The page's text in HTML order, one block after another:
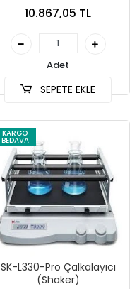
10.867,05 TL
Adet
SEPETE EKLE
KARGO
BEDAVA
SK-L330-Pro Çalkalayıcı
(Shaker)